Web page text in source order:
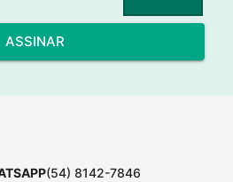
ASSINAR
(54) 8142-7846